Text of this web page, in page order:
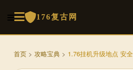
176复古网
首页 > 攻略宝典 > 1.76挂机升级地点 安